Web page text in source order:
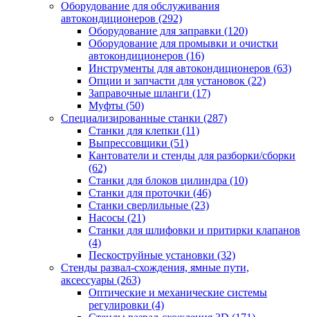
Оборудование для обслуживания
автокондиционеров (292)
Оборудование для заправки (120)
Оборудование для промывки и очистки
автокондиционеров (16)
Инструменты для автокондиционеров (63)
Опции и запчасти для установок (22)
Заправочные шланги (17)
Муфты (50)
Специализированные станки (287)
Станки для клепки (11)
Выпрессовщики (51)
Кантователи и стенды для разборки/сборки
(62)
Станки для блоков цилиндра (10)
Станки для проточки (46)
Станки сверлильные (23)
Насосы (21)
Станки для шлифовки и притирки клапанов
(4)
Пескоструйные установки (32)
Стенды развал-схождения, ямные пути,
аксессуары (263)
Оптические и механические системы
регулировки (4)